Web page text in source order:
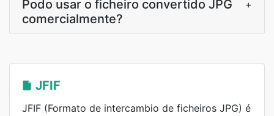
Podo usar o ficheiro convertido JPG
comercialmente?
+
JFIF
JFIF (Formato de intercambio de ficheiros JPG) é